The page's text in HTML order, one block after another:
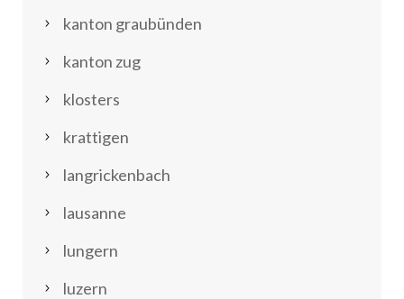
kanton graubünden
kanton zug
klosters
krattigen
langrickenbach
lausanne
lungern
luzern